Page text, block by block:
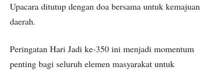
Upacara ditutup dengan doa bersama untuk kemajuan
daerah.
Peringatan Hari Jadi ke-350 ini menjadi momentum
penting bagi seluruh elemen masyarakat untuk